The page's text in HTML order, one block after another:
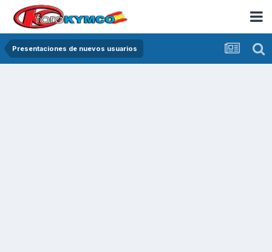
Presentaciones de nuevos usuarios